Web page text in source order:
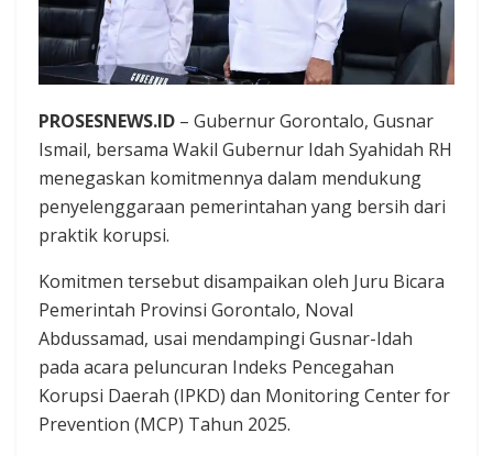
PROSESNEWS.ID – Gubernur Gorontalo, Gusnar
Ismail, bersama Wakil Gubernur Idah Syahidah RH
menegaskan komitmennya dalam mendukung
penyelenggaraan pemerintahan yang bersih dari
praktik korupsi.
Komitmen tersebut disampaikan oleh Juru Bicara
Pemerintah Provinsi Gorontalo, Noval
Abdussamad, usai mendampingi Gusnar-Idah
pada acara peluncuran Indeks Pencegahan
Korupsi Daerah (IPKD) dan Monitoring Center for
Prevention (MCP) Tahun 2025.